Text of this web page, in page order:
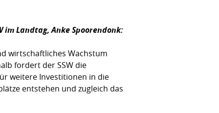
im Landtag,Anke Spoorendonk:
wirtschaftliches Wachstum
fordert der SSW die
weitere Investitionen in die
entstehen und zugleich das